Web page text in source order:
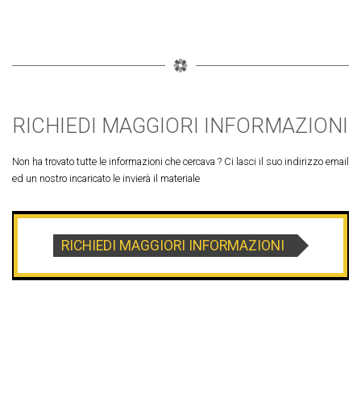
RICHIEDI MAGGIORI INFORMAZIONI
Non ha trovato tutte le informazioni che cercava ? Ci lasci il suo indirizzo email
ed un nostro incaricato le invierà il materiale
RICHIEDI MAGGIORI INFORMAZIONI